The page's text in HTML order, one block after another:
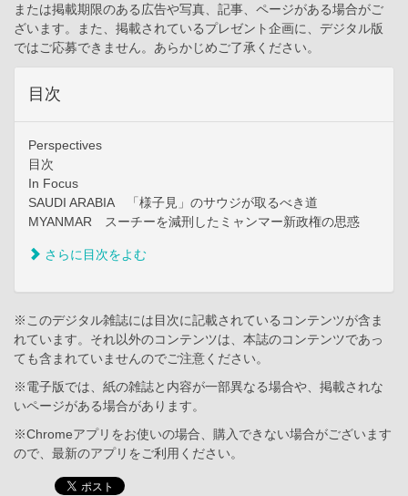
または掲載期限のある広告や写真、記事、ページがある場合がご
ざいます。また、掲載されているプレゼント企画に、デジタル版
ではご応募できません。あらかじめご了承ください。
目次
Perspectives
目次
In Focus
SAUDI ARABIA 「様子見」のサウジが取るべき道
MYANMAR スーチーを減刑したミャンマー新政権の思惑
さらに目次をよむ
※このデジタル雑誌には目次に記載されているコンテンツが含ま
れています。それ以外のコンテンツは、本誌のコンテンツであっ
ても含まれていませんのでご注意ください。
※電子版では、紙の雑誌と内容が一部異なる場合や、掲載されな
いページがある場合があります。
※Chromeアプリをお使いの場合、購入できない場合がございます
ので、最新のアプリをご利用ください。